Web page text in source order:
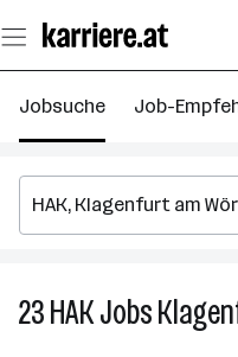
Seiteninhalt
springen
Jobsuche Job-
23HAKJobs